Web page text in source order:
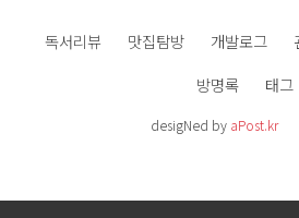
독서리뷰 맛집탐방 개발로그
방명록
태그
desigNed by aPost.kr